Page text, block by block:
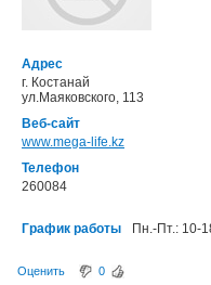
Адрес
г. Костанай
ул.Маяковского, 113
Веб-сайт
www.mega-life.kz
Телефон
260084
График работы Пн.-Пт.: 10-
Оценить
0